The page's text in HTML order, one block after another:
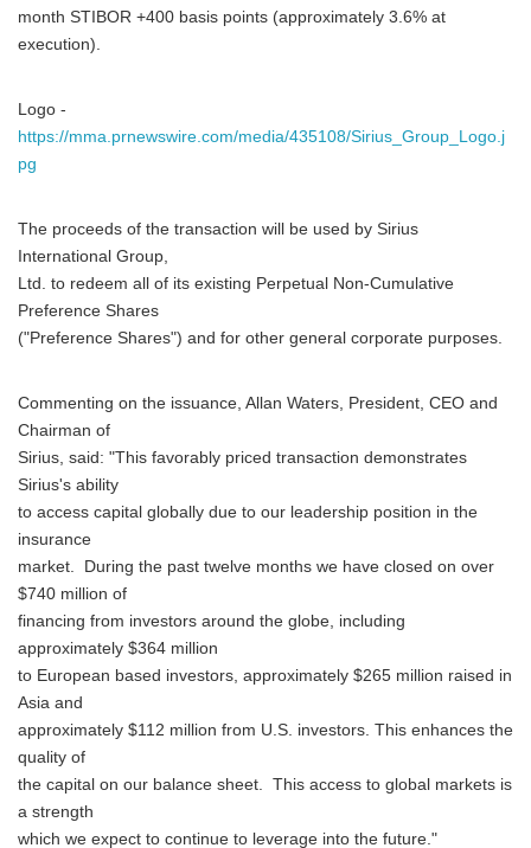
month STIBOR +400 basis points (approximately 3.6% at
execution).
Logo -
https://mma.prnewswire.com/media/435108/Sirius_Group_Logo.j
pg
The proceeds of the transaction will be used by Sirius
International Group,
Ltd. to redeem all of its existing Perpetual Non-Cumulative
Preference Shares
("Preference Shares") and for other general corporate purposes.
Commenting on the issuance, Allan Waters, President, CEO and
Chairman of
Sirius, said: "This favorably priced transaction demonstrates
Sirius's ability
to access capital globally due to our leadership position in the
insurance
market. During the past twelve months we have closed on over
$740 million of
financing from investors around the globe, including
approximately $364 million
to European based investors, approximately $265 million raised in
Asia and
approximately $112 million from U.S. investors. This enhances the
quality of
the capital on our balance sheet. This access to global markets is
a strength
which we expect to continue to leverage into the future."